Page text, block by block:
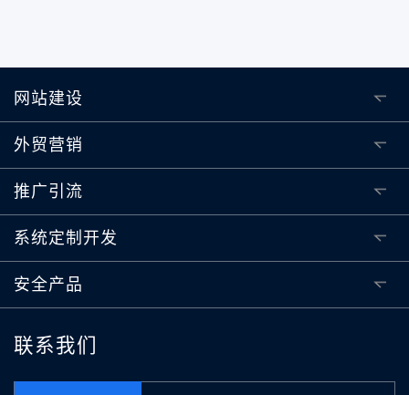
网站建设
外贸营销
推广引流
系统定制开发
安全产品
联系我们